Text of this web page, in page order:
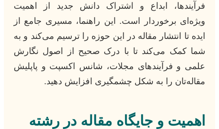
فرآیندها، ابداع و اشتراک دانش جدید از اهمیت
ویژه‌ای برخوردار است. این راهنما، مسیری جامع از
ایده تا انتشار مقاله در این حوزه را ترسیم می‌کند و به
شما کمک می‌کند تا با درک صحیح از اصول نگارش
علمی و فرآیندهای مجلات، شانس اکسپت و پاپلیش
مقاله‌تان را به شکل چشمگیری افزایش دهید.
اهمیت و جایگاه مقاله در رشته